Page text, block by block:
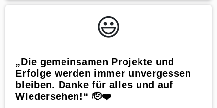
😃️
„Die gemeinsamen Projekte und
Erfolge werden immer unvergessen
bleiben. Danke für alles und auf
Wiedersehen!“ 🫡❤️